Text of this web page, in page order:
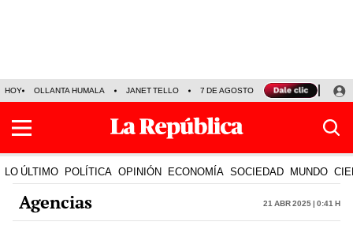
HOY OLLANTA HUMALA JANET TELLO 7 DE AGOSTO TINKA RESULTADOS
LO ÚLTIMO POLÍTICA OPINIÓN ECONOMÍA SOCIEDAD MUNDO
Agencias 21 Abr 2025 | 0:41 h